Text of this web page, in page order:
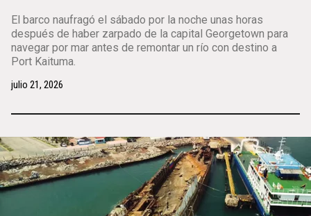
El barco naufragó el sábado por la noche unas horas
después de haber zarpado de la capital Georgetown para
navegar por mar antes de remontar un río con destino a
Port Kaituma.
julio 21, 2026